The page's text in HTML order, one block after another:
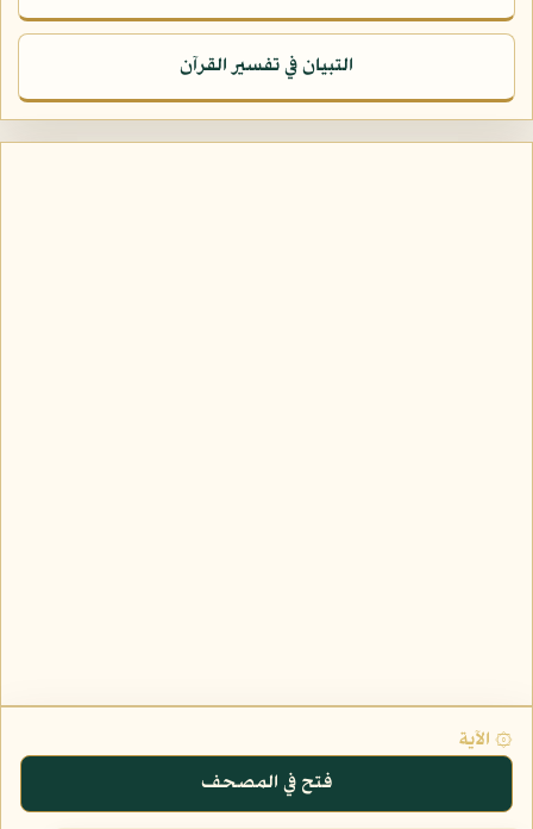
التبيان في تفسير القرآن
۞ الآية
فتح في المصحف